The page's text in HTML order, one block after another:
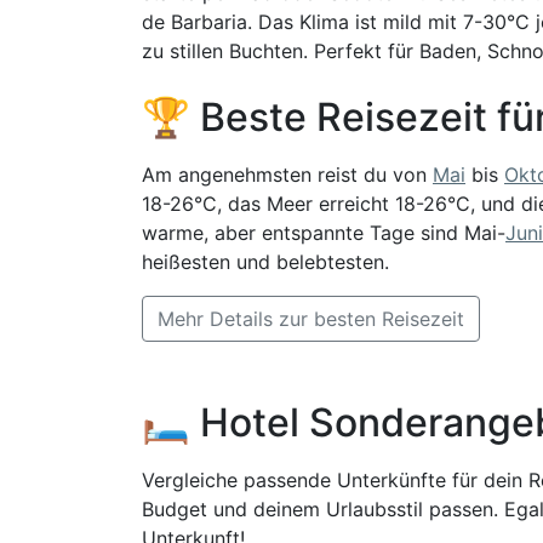
de Barbaria. Das Klima ist mild mit 7-30°C
zu stillen Buchten. Perfekt für Baden,
🏆 Beste Reisezeit
Am angenehmsten reist du von Mai bis
18-26°C, das Meer erreicht 18-26°C, und
warme, aber entspannte Tage sind Mai-Juni
heißesten und belebtesten.
Mehr Details zur besten Reisezeit
🛏️ Hotel
Vergleiche passende Unterkünfte für dein
Budget und deinem Urlaubsstil passen.
Unterkunft!